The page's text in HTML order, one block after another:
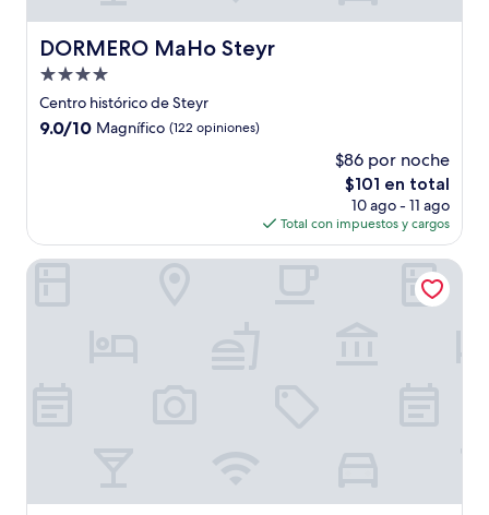
DORMERO MaHo Steyr
DORMERO MaHo Steyr
Propiedad
de
4.0
Centro histórico de Steyr
9.0
9.0/10 Magnífico (122 opiniones)
$86 por noche
El
precio
actual
es
de
$101 en total
10 ago - 11 ago
Total con impuestos y cargos
eee hotel Perg